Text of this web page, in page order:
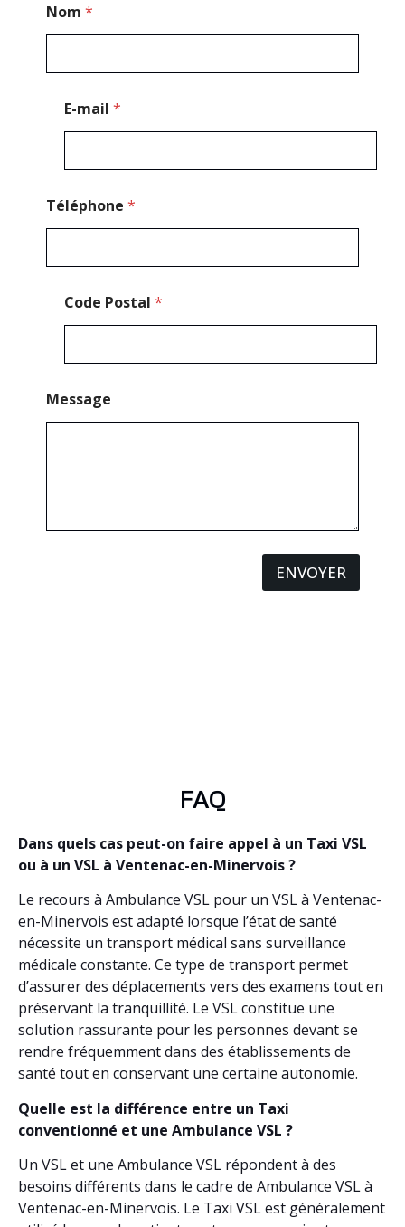
Nom *
E-mail *
Téléphone *
Code Postal *
Message
ENVOYER
FAQ
Dans quels cas peut-on faire appel à un Taxi VSL
ou à un VSL à Ventenac-en-Minervois ?
Le recours à Ambulance VSL pour un VSL à Ventenac-
en-Minervois est adapté lorsque l’état de santé
nécessite un transport médical sans surveillance
médicale constante. Ce type de transport permet
d’assurer des déplacements vers des examens tout en
préservant la tranquillité. Le VSL constitue une
solution rassurante pour les personnes devant se
rendre fréquemment dans des établissements de
santé tout en conservant une certaine autonomie.
Quelle est la différence entre un Taxi
conventionné et une Ambulance VSL ?
Un VSL et une Ambulance VSL répondent à des
besoins différents dans le cadre de Ambulance VSL à
Ventenac-en-Minervois. Le Taxi VSL est généralement